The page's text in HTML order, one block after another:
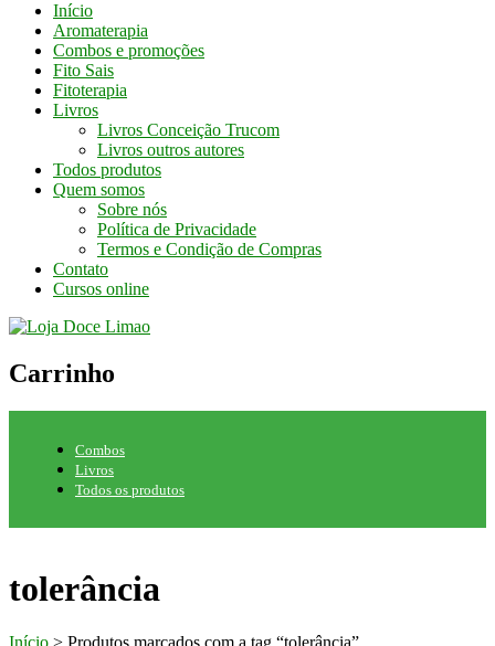
Início
Aromaterapia
Combos e promoções
Fito Sais
Fitoterapia
Livros
Livros Conceição Trucom
Livros outros autores
Todos produtos
Quem somos
Sobre nós
Política de Privacidade
Termos e Condição de Compras
Contato
Cursos online
Carrinho
Combos
Livros
Todos os produtos
tolerância
Início > Produtos marcados com a tag “tolerância”